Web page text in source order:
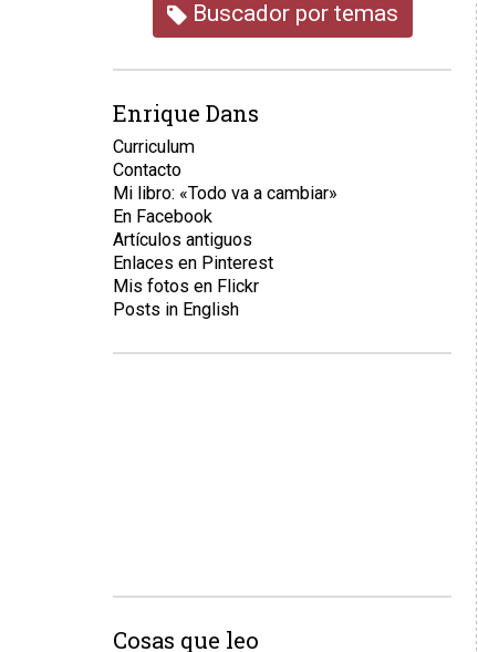
Buscador por temas
Enrique Dans
Curriculum
Contacto
Mi libro: «Todo va a cambiar»
En Facebook
Artículos antiguos
Enlaces en Pinterest
Mis fotos en Flickr
Posts in English
Cosas que leo